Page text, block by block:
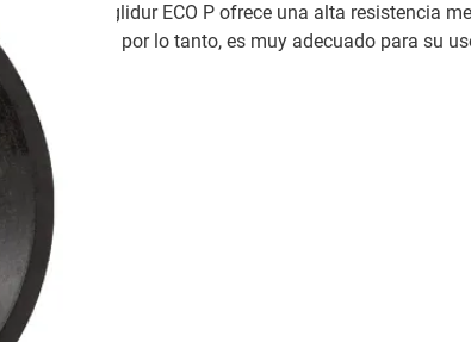
iglidur ECO P ofrece una alta resistencia
y, por lo tanto, es muy adecuado para su